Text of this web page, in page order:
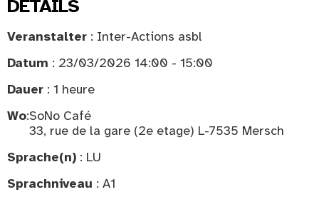
DETAILS
Veranstalter : Inter-Actions asbl
Datum : 23/03/2026 14:00 - 15:00
Dauer : 1 heure
Wo:SoNo Café
33, rue de la gare (2e etage) L-7535 Mersch
Sprache(n) : LU
Sprachniveau : A1